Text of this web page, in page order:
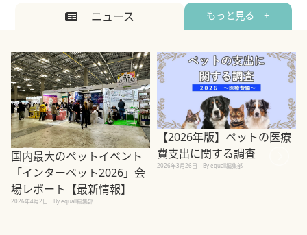
ニュース もっと見る +
国内最大のペットイベント
「インターペット2026」会
場レポート【最新情報】
2026年4月2日 By equall編集部
【2026年版】ペットの医療
費支出に関する調査
2026年3月26日 By equall編集部